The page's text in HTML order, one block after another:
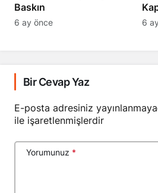
Baskın
6 ay önce 6
Bir Cevap Yaz
E-posta adresiniz
ile işaretlenmişlerdir
Yorumunuz *